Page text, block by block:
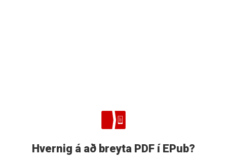
Hvernig á að breyta PDF í EPub?